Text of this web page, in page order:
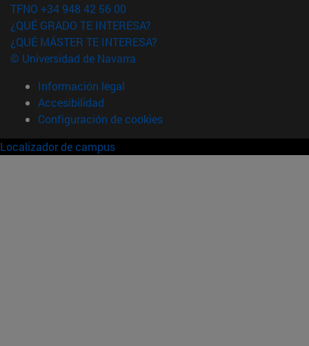
TFNO +34 948 42 56 00
¿QUÉ GRADO TE INTERESA?
¿QUÉ MÁSTER TE INTERESA?
© Universidad de Navarra
Información legal
Accesibilidad
Configuración de cookies
Localizador de campus